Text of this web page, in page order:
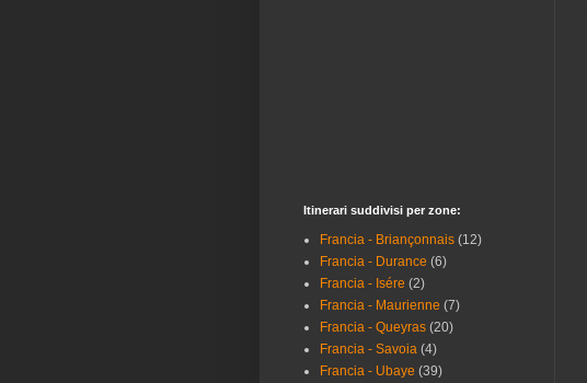
Itinerari suddivisi per zone:
Francia - Briançonnais (12)
Francia - Durance (6)
Francia - Isére (2)
Francia - Maurienne (7)
Francia - Queyras (20)
Francia - Savoia (4)
Francia - Ubaye (39)